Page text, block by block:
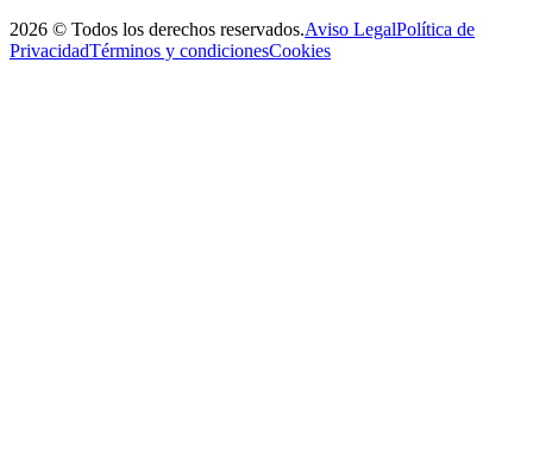
2026 © Todos los derechos reservados.Aviso LegalPolítica de
PrivacidadTérminos y condicionesCookies